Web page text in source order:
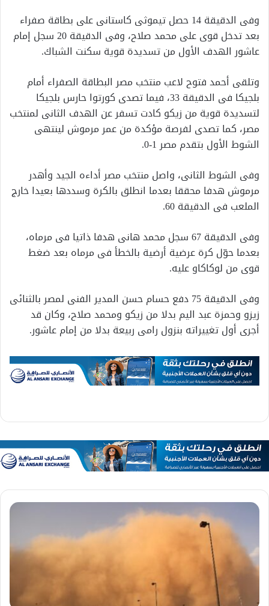
وفى الدقيقة 14 حصل تيموثى كاستانى على بطاقة صفراء
بعد تدخل قوى على محمد صلاح، وفى الدقيقة 20 سجل إمام
عاشور الهدف الأول من تسديدة قوية سكنت الشباك.
وتلقى أحمد فتوح لاعب منتخب مصر البطاقة الصفراء أمام
بلجيكا فى الدقيقة 33، فيما تصدى كورتوا حارس بلجيكا
لتسديدة قوية من زيكو كادت تسفر عن الهدف الثانى لمنتخب
مصر، كما تصدى لفرصة مؤكدة من عمر مرموش لينتهى
الشوط الأول بتقدم مصر 1-0.
وفى الشوط الثانى، واصل منتخب مصر أداءه الجيد وأهدر
مرموش هدفا محققا بعدما انطلق بالكرة وسددها بعيدا خارج
الملعب فى الدقيقة 60.
وفى الدقيقة 67 سجل محمد هانى هدفا ذاتيا فى مرماه،
بعدما حوّل كرة عرضية أرضية بالخطأ فى مرماه بعد ضغط
قوى من لوكاكاو عليه.
وفى الدقيقة 75 دفع حسام حسن المدير الفنى لمصر بالثنائى
زيزو وحمزة عبد اليم بدلا من زيكو ومحمد صلاح، وكان قد
أجرى أول تغييراته بنزول رامى ربيعة بدلا من إمام عاشور.